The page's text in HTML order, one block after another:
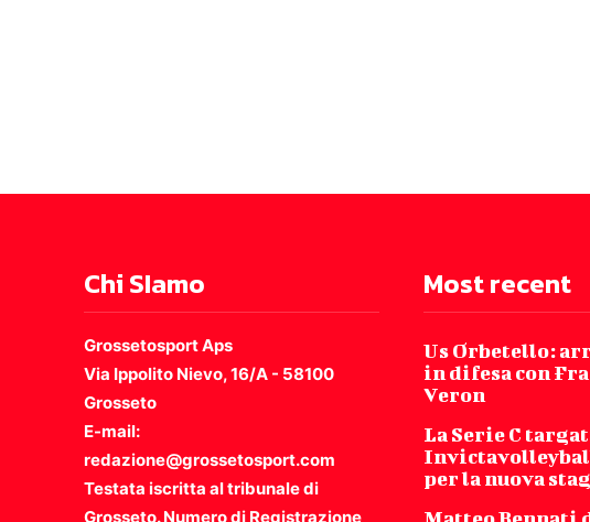
Chi SIamo
Grossetosport Aps
Via Ippolito Nievo, 16/A - 58100
Grosseto
E-mail:
redazione@grossetosport.com
Testata iscritta al tribunale di
Grosseto. Numero di Registrazione
Most recent
Us Orbetello:
in difesa con
Veron
La Serie C
per la nuova